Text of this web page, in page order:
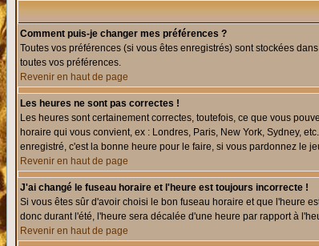
Comment puis-je changer mes préférences ?
Toutes vos préférences (si vous êtes enregistrés) sont stockées
toutes vos préférences.
Revenir en haut de page
Les heures ne sont pas correctes !
Les heures sont certainement correctes, toutefois, ce que vous
horaire qui vous convient, ex : Londres, Paris, New York, Sydney,
enregistré, c'est la bonne heure pour le faire, si vous pardonnez le
Revenir en haut de page
J'ai changé le fuseau horaire et l'heure est toujours incorrecte !
Si vous êtes sûr d'avoir choisi le bon fuseau horaire et que l'heure
donc durant l'été, l'heure sera décalée d'une heure par rapport à
Revenir en haut de page